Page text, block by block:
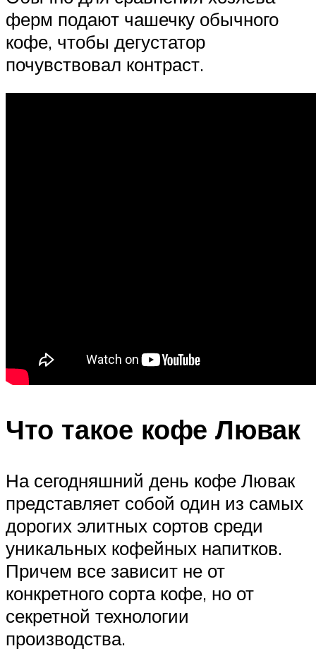
ферм подают чашечку обычного
кофе, чтобы дегустатор
почувствовал контраст.
Что такое кофе Лювак
На сегодняшний день кофе Лювак
представляет собой один из самых
дорогих элитных сортов среди
уникальных кофейных напитков.
Причем все зависит не от
конкретного сорта кофе, но от
секретной технологии
производства.